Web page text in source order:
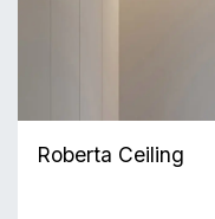
Roberta Ceiling